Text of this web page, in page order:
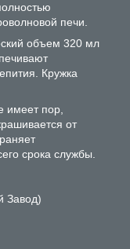
печи.
объем 320 мл
Кружка
имеет пор,
от
срока службы.
Завод)